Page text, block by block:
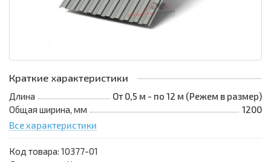
Краткие характеристики
Длина
От 0,5 м - по 12 м (Режем в размер)
Общая ширина, мм
1200
Все характеристики
Код товара: 10377-01